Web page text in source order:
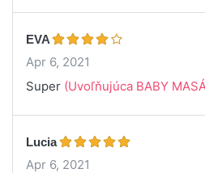
EVA
Apr 6, 2021
Super (Uvoľňujúca BABY
Lucia
Apr 6, 2021